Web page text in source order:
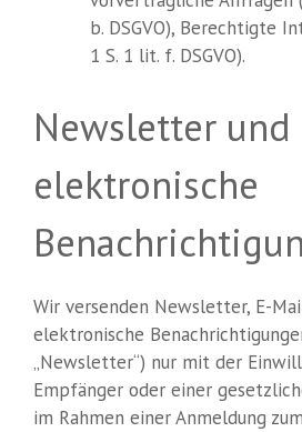
b. DSGVO), Berechtigte
1 S. 1 lit. f. DSGVO).
Newsletter und
elektronische
Wir versenden Newsletter, E-
elektronische
„Newsletter“) nur mit der
Empfänger oder einer
im Rahmen einer Anmeldung